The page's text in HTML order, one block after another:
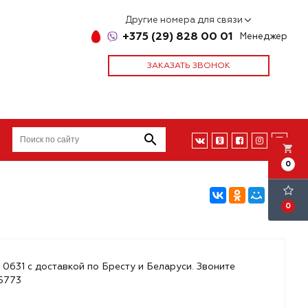
Другие номера для связи
+375 (29) 828 00 01 Менеджер
ЗАКАЗАТЬ ЗВОНОК
local_grocery_store
0
0
с доставкой по Бресту и Беларуси. Звоните